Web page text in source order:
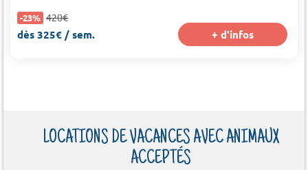
-23% 420€
dès 325€ / sem. + d'infos
LOCATIONS DE VACANCES AVEC ANIMAUX
ACCEPTÉS